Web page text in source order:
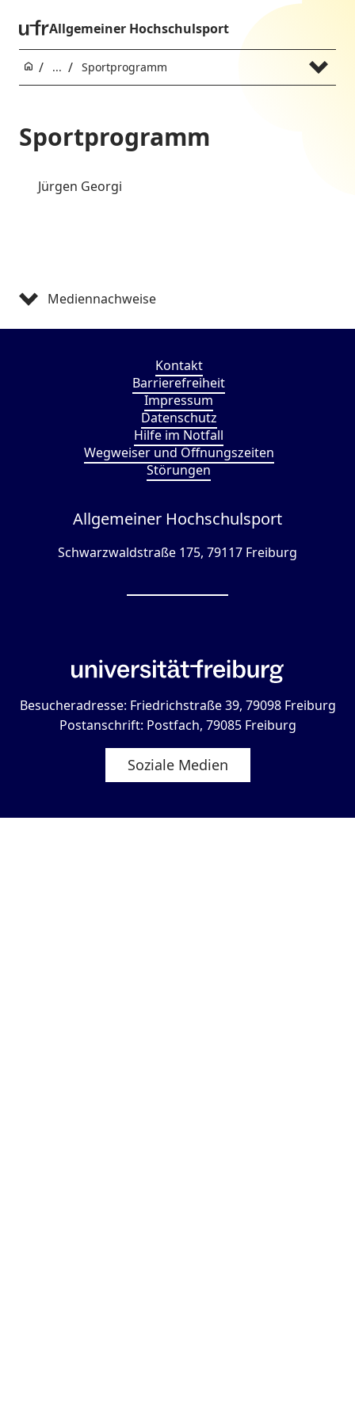
Allgemeiner Hochschulsport
... Sportprogramm
Sportprogramm
Jürgen Georgi
Mediennachweise
Kontakt
Barrierefreiheit
Impressum
Datenschutz
Hilfe im Notfall
Wegweiser und Öffnungszeiten
Störungen
Allgemeiner Hochschulsport
Schwarzwaldstraße 175, 79117 Freiburg
Besucheradresse: Friedrichstraße 39, 79098 Freiburg
Postanschrift: Postfach, 79085 Freiburg
Soziale Medien